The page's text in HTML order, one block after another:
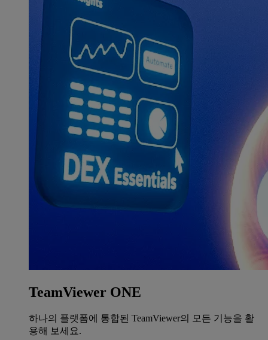
TeamViewer ONE
하나의 플랫폼에 통합된 TeamViewer의 모든 기능을 활
용해 보세요.